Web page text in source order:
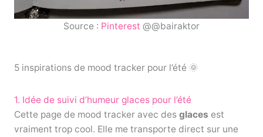
Source : Pinterest @@bairaktor
5 inspirations de mood tracker pour l’été 🌞
1. Idée de suivi d’humeur glaces pour l’été
Cette page de mood tracker avec des glaces est
vraiment trop cool. Elle me transporte direct sur une